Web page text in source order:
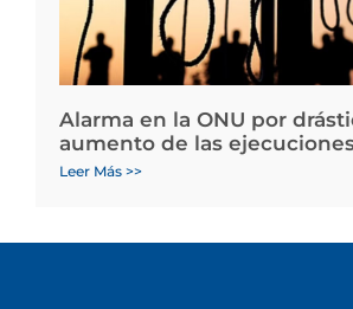
Alarma en la ONU por
aumento de las
Leer Más >>